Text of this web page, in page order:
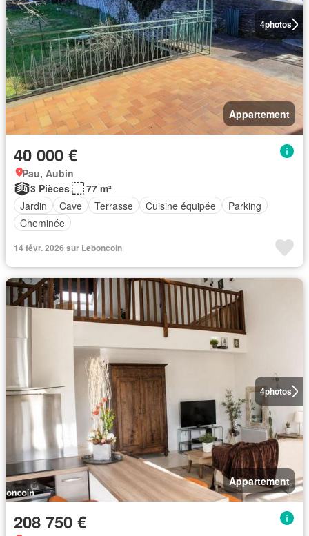
4photos
Appartement
40 000 €
Pau, Aubin
3 Pièces
77 m²
Jardin
Cave Terrasse Cuisine équipée
Parking
Cheminée
14 févr. 2026 sur Leboncoin
4photos
Appartement
208 750 €